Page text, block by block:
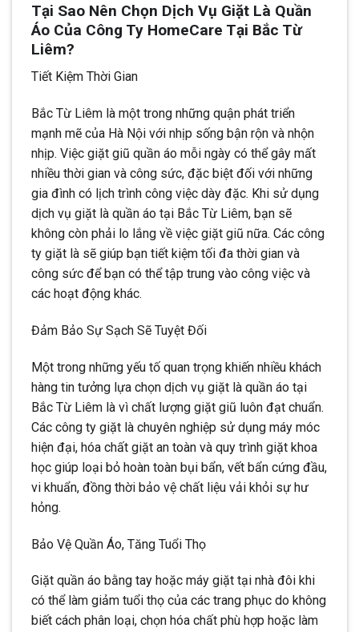
Tại Sao Nên Chọn Dịch Vụ Giặt Là Quần
Áo Của Công Ty HomeCare Tại Bắc Từ
Liêm?
Tiết Kiệm Thời Gian
Bắc Từ Liêm là một trong những quận phát triển
mạnh mẽ của Hà Nội với nhịp sống bận rộn và nhộn
nhịp. Việc giặt giũ quần áo mỗi ngày có thể gây mất
nhiều thời gian và công sức, đặc biệt đối với những
gia đình có lịch trình công việc dày đặc. Khi sử dụng
dịch vụ giặt là quần áo tại Bắc Từ Liêm, bạn sẽ
không còn phải lo lắng về việc giặt giũ nữa. Các công
ty giặt là sẽ giúp bạn tiết kiệm tối đa thời gian và
công sức để bạn có thể tập trung vào công việc và
các hoạt động khác.
Đảm Bảo Sự Sạch Sẽ Tuyệt Đối
Một trong những yếu tố quan trọng khiến nhiều khách
hàng tin tưởng lựa chọn dịch vụ giặt là quần áo tại
Bắc Từ Liêm là vì chất lượng giặt giũ luôn đạt chuẩn.
Các công ty giặt là chuyên nghiệp sử dụng máy móc
hiện đại, hóa chất giặt an toàn và quy trình giặt khoa
học giúp loại bỏ hoàn toàn bụi bẩn, vết bẩn cứng đầu,
vi khuẩn, đồng thời bảo vệ chất liệu vải khỏi sự hư
hỏng.
Bảo Vệ Quần Áo, Tăng Tuổi Thọ
Giặt quần áo bằng tay hoặc máy giặt tại nhà đôi khi
có thể làm giảm tuổi thọ của các trang phục do không
biết cách phân loại, chọn hóa chất phù hợp hoặc làm